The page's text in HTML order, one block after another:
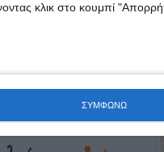
κλικ στο κουμπί
ΣΥΜΦΩΝΩ